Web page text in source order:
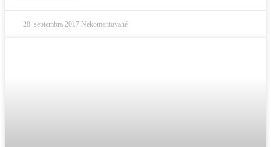
28. septembra 2017 Nekomentované